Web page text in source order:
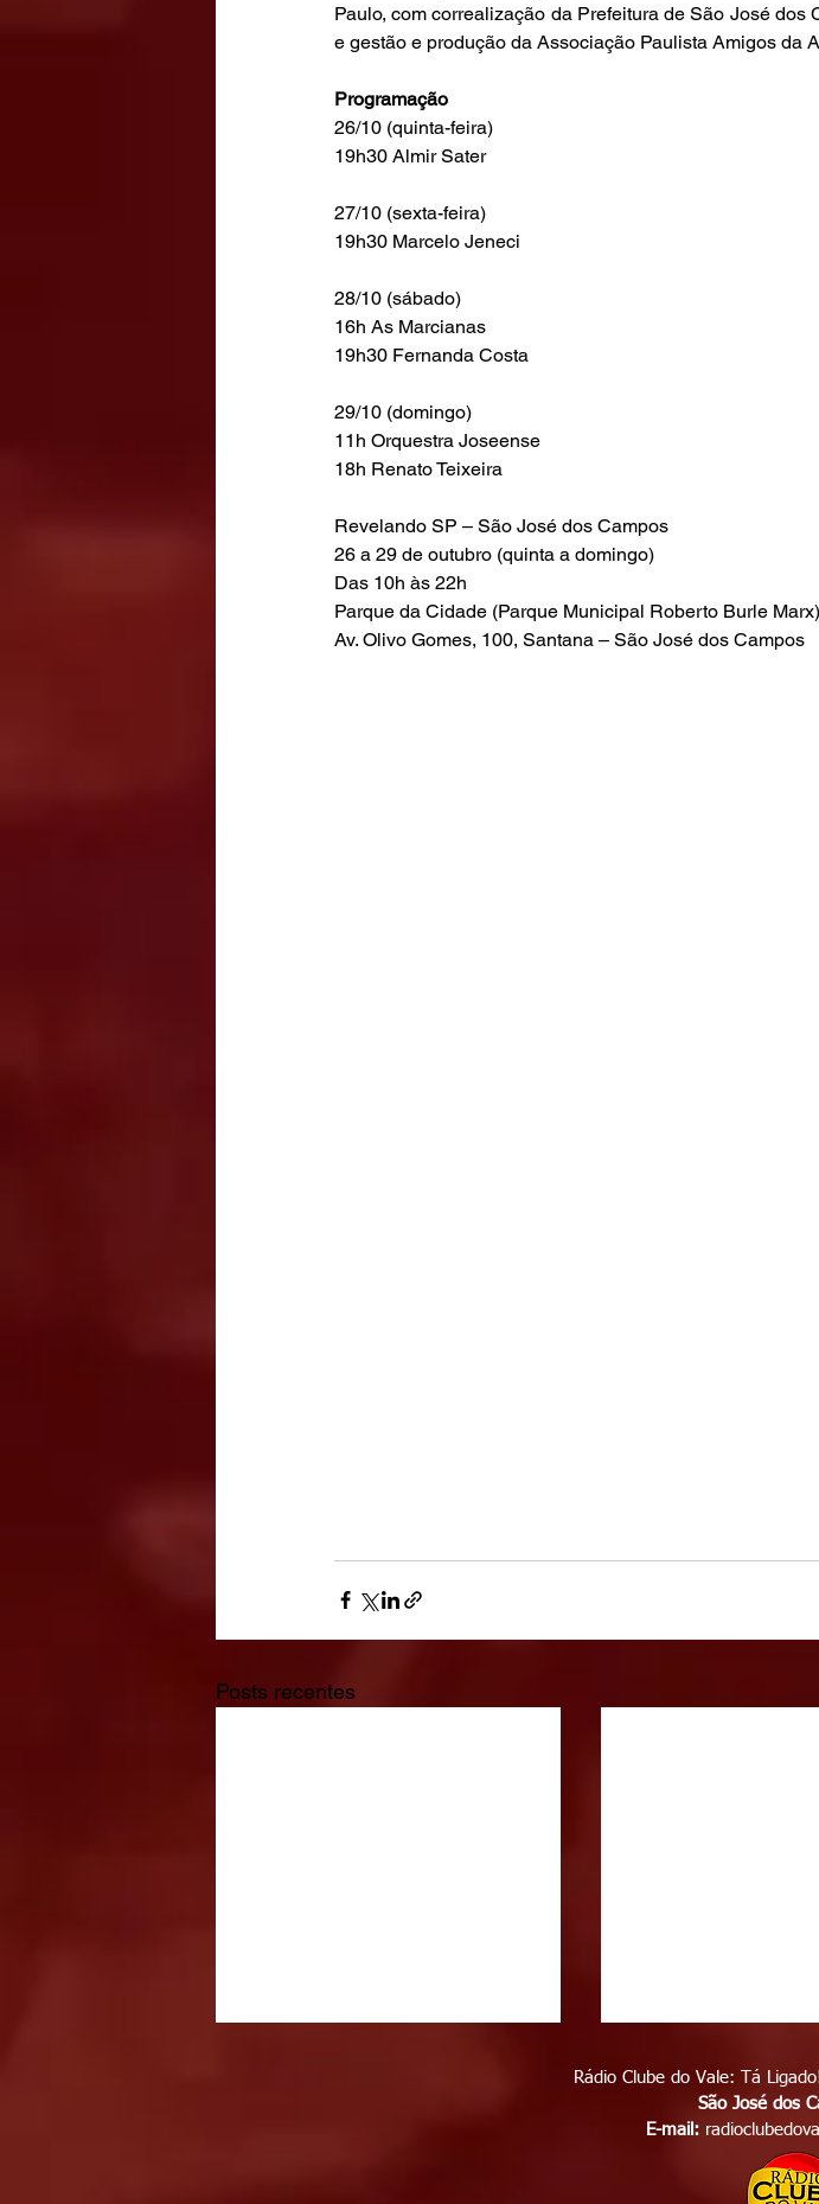
Paulo, com correalização da Prefeitura de São José
e gestão e produção da Associação Paulista Amigos da
Programação
26/10 (quinta-feira)
19h30 Almir Sater
27/10 (sexta-feira)
19h30 Marcelo Jeneci
28/10 (sábado)
16h As Marcianas
19h30 Fernanda Costa
29/10 (domingo)
11h Orquestra Joseense
18h Renato Teixeira
Revelando SP – São José dos Campos
26 a 29 de outubro (quinta a domingo)
Das 10h às 22h
Parque da Cidade (Parque Municipal Roberto Burle Marx)
Av. Olivo Gomes, 100, Santana – São José dos Campos
Posts recentes
Rádio Clube do Vale: Tá
São José dos
E-mail: